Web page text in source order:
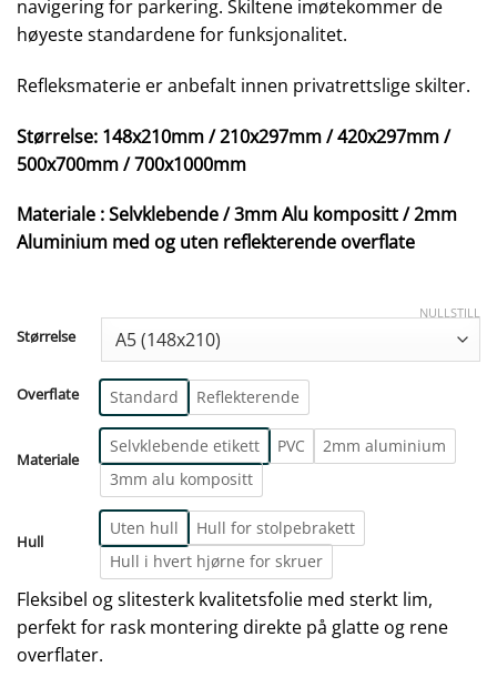
navigering for parkering. Skiltene imøtekommer de
høyeste standardene for funksjonalitet.
Refleksmaterie er anbefalt innen privatrettslige skilter.
Størrelse: 148x210mm / 210x297mm / 420x297mm /
500x700mm / 700x1000mm
Materiale : Selvklebende / 3mm Alu kompositt / 2mm
Aluminium med og uten reflekterende overflate
Størrelse
Overflate Standard Reflekterende
Materiale
Selvklebende etikett PVC
2mm aluminium
3mm alu kompositt
Hull
Uten hull
Hull for stolpebrakett
Hull i hvert hjørne for skruer
NULLSTILL
Fleksibel og slitesterk kvalitetsfolie med sterkt lim,
perfekt for rask montering direkte på glatte og rene
overflater.